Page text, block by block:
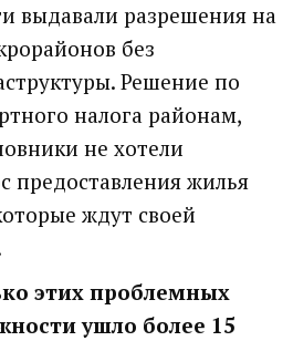
выдавали разрешения на
без
Решение по
налога районам,
не хотели
предоставления жилья
ждут своей
этих проблемных
ушло более 15